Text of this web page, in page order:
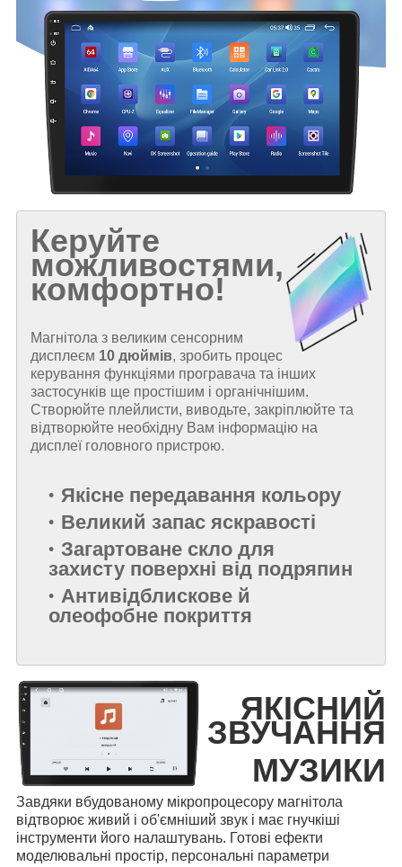
Керуйте
можливостями,
комфортно!
Магнітола з великим сенсорним
дисплеєм 10 дюймів, зробить процес
керування функціями програвача та інших
застосунків ще простішим і органічнішим.
Створюйте плейлисти, виводьте, закріплюйте та
відтворюйте необхідну Вам інформацію на
дисплеї головного пристрою.
Якісне передавання кольору
Великий запас яскравості
Загартоване скло для
захисту поверхні від подряпин
Антивідблискове й
олеофобне покриття
ЯКІСНИЙ
ЗВУЧАННЯ
МУЗИКИ
Завдяки вбудованому мікропроцесору магнітола
відтворює живий і об'ємніший звук і має гнучкіші
інструменти його налаштувань. Готові ефекти
моделювальні простір, персональні параметри